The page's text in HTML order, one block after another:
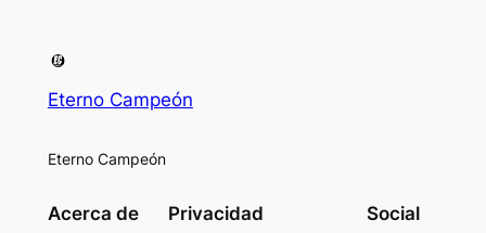
Eterno Campeón
Eterno Campeón
Acerca de Privacidad Social